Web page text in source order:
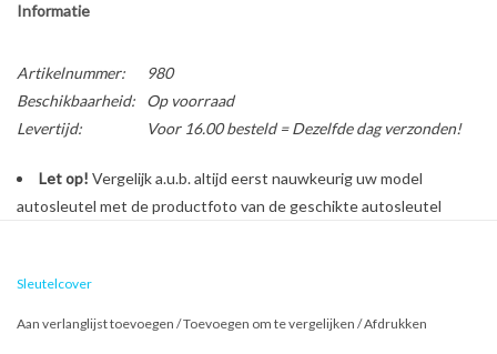
Informatie
Artikelnummer:
980
Beschikbaarheid:
Op voorraad
Levertijd:
Voor 16.00 besteld = Dezelfde dag verzonden!
Let op! Vergelijk a.u.b. altijd eerst nauwkeurig uw model
autosleutel met de productfoto van de geschikte autosleutel
Sleutelcover
Aan verlanglijst toevoegen /Toevoegen om te vergelijken /Afdrukken